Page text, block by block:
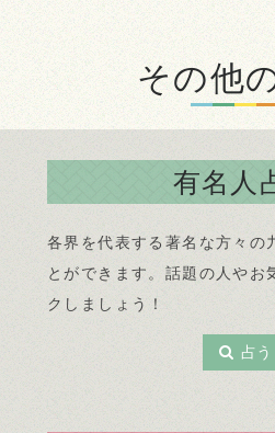
その他
有名人
各界を代表する著名な方々の
とができます。話題の人やお
クしましょう！
占う